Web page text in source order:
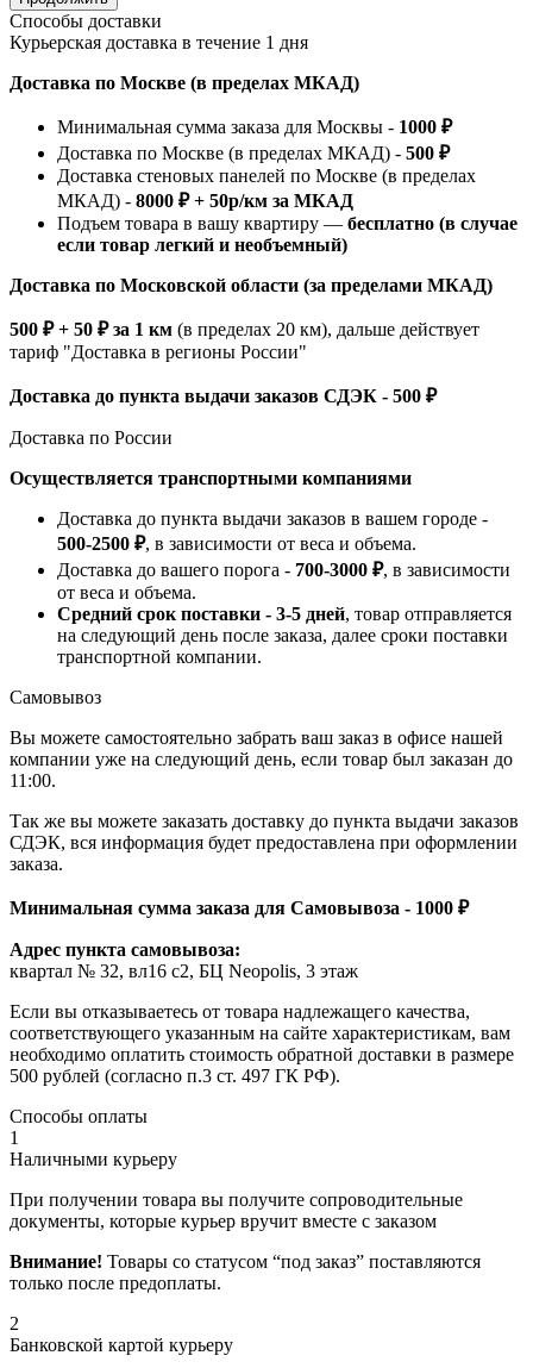
Способы доставки
Курьерская доставка в течение 1 дня
Доставка по Москве (в пределах МКАД)
Минимальная сумма заказа для Москвы - 1000 ₽
Доставка по Москве (в пределах МКАД) - 500 ₽
Доставка стеновых панелей по Москве (в пределах
МКАД) - 8000 ₽ + 50р/км за МКАД
Подъем товара в вашу квартиру — бесплатно (в случае
если товар легкий и необъемный)
Доставка по Московской области (за пределами МКАД)
500 ₽ + 50 ₽ за 1 км (в пределах 20 км), дальше действует
тариф "Доставка в регионы России"
Доставка до пункта выдачи заказов СДЭК - 500 ₽
Доставка по России
Осуществляется транспортными компаниями
Доставка до пункта выдачи заказов в вашем городе -
500-2500 ₽, в зависимости от веса и объема.
Доставка до вашего порога - 700-3000 ₽, в зависимости
от веса и объема.
Средний срок поставки - 3-5 дней, товар отправляется
на следующий день после заказа, далее сроки поставки
транспортной компании.
Самовывоз
Вы можете самостоятельно забрать ваш заказ в офисе нашей
компании уже на следующий день, если товар был заказан до
11:00.
Так же вы можете заказать доставку до пункта выдачи заказов
СДЭК, вся информация будет предоставлена при оформлении
заказа.
Минимальная сумма заказа для Самовывоза - 1000 ₽
Адрес пункта самовывоза:
квартал № 32, вл16 с2, БЦ Neopolis, 3 этаж
Если вы отказываетесь от товара надлежащего качества,
соответствующего указанным на сайте характеристикам, вам
необходимо оплатить стоимость обратной доставки в размере
500 рублей (согласно п.3 ст. 497 ГК РФ).
Способы оплаты
1
Наличными курьеру
При получении товара вы получите сопроводительные
документы, которые курьер вручит вместе с заказом
Внимание! Товары со статусом “под заказ” поставляются
только после предоплаты.
2
Банковской картой курьеру